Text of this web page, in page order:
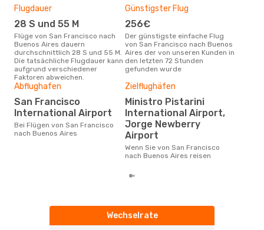
Flugdauer
28 S und 55 M
Flüge von San Francisco nach
Buenos Aires dauern
durchschnittlich 28 S und 55 M.
Die tatsächliche Flugdauer kann
aufgrund verschiedener
Faktoren abweichen.
Günstigster Flug
256€
Der günstigste einfache Flug
von San Francisco nach Buenos
Aires der von unseren Kunden in
den letzten 72 Stunden
gefunden wurde
Abflughafen
San Francisco
International Airport
Bei Flügen von San Francisco
nach Buenos Aires
Zielflughäfen
Ministro Pistarini
International Airport,
Jorge Newberry
Airport
Wenn Sie von San Francisco
nach Buenos Aires reisen
Wechselrate